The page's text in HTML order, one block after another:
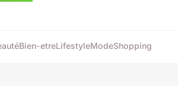
Bien-etreLifestyleModeShopping